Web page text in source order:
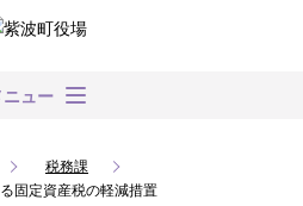
ニュー
税務課
固定資産税の軽減措置